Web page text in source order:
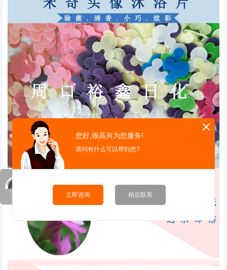
您好,很高兴为您服务!
请问有什么可以帮到您?
立即咨询 稍后联系